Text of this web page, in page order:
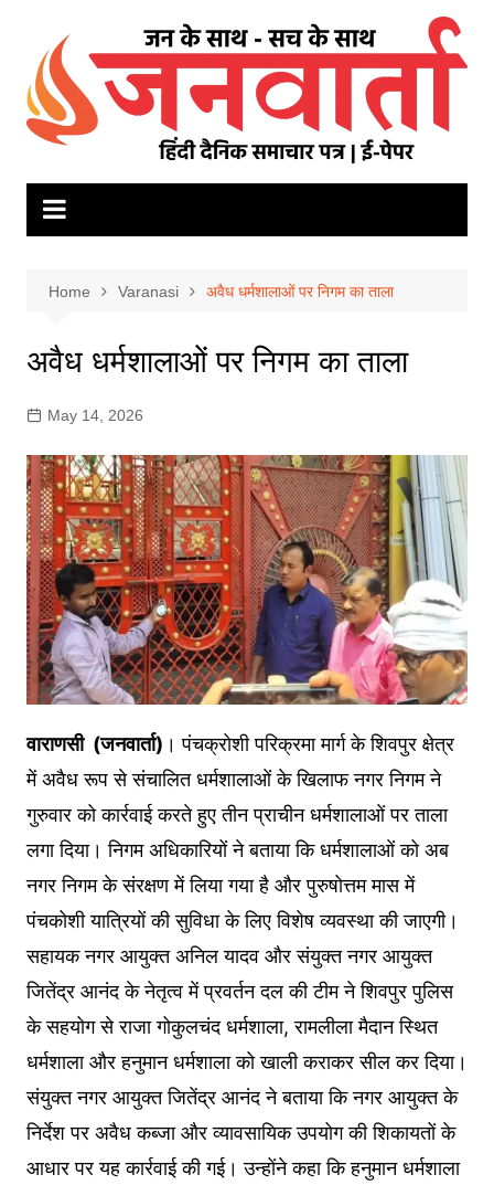
content
Home Varanasi अवैध धर्मशालाओं पर निगम का ताला
अवैध धर्मशालाओं पर निगम का ताला
May 14, 2026
वाराणसी (जनवार्ता) । पंचक्रोशी परिक्रमा मार्ग के शिवपुर क्षेत्र
में अवैध रूप से संचालित धर्मशालाओं के खिलाफ नगर निगम ने
गुरुवार को कार्रवाई करते हुए तीन प्राचीन धर्मशालाओं पर ताला
लगा दिया। निगम अधिकारियों ने बताया कि धर्मशालाओं को अब
नगर निगम के संरक्षण में लिया गया है और पुरुषोत्तम मास में
पंचकोशी यात्रियों की सुविधा के लिए विशेष व्यवस्था की जाएगी।
सहायक नगर आयुक्त अनिल यादव और संयुक्त नगर आयुक्त
जितेंद्र आनंद के नेतृत्व में प्रवर्तन दल की टीम ने शिवपुर पुलिस
के सहयोग से राजा गोकुलचंद धर्मशाला, रामलीला मैदान स्थित
धर्मशाला और हनुमान धर्मशाला को खाली कराकर सील कर दिया।
संयुक्त नगर आयुक्त जितेंद्र आनंद ने बताया कि नगर आयुक्त के
निर्देश पर अवैध कब्जा और व्यावसायिक उपयोग की शिकायतों के
आधार पर यह कार्रवाई की गई। उन्होंने कहा कि हनुमान धर्मशाला